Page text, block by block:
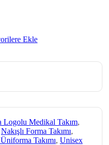
Ekle
Logolu Medikal Takım,
Nakışlı Forma Takımı,
Takımı, Unisex